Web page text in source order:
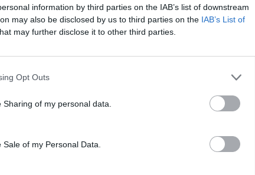
information by third parties on the IAB’s list of downstream
may also be disclosed by us to third parties on the IAB’s List of
may further disclose it to other third parties.
Opt Outs
of my personal data.
of my Personal Data.
lo